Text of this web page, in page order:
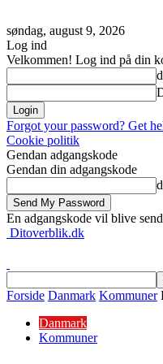
søndag, august 9, 2026
Log ind
Velkommen! Log ind på din
Forgot your password? Get
Cookie politik
Gendan adgangskode
Gendan din adgangskode
En adgangskode vil blive
Ditoverblik.dk
Forside Danmark Kommuner
Danmark
Kommuner